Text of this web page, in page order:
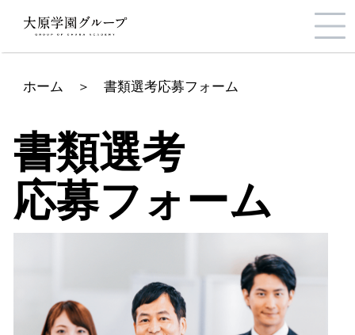
ホーム ＞ 書類選考応募フォーム
書類選考
応募フォーム